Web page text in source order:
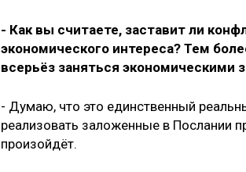
- Как вы считаете, заставит ли
экономического интереса? Тем
всерьёз заняться экономическими
- Думаю, что это единственный
реализовать заложенные в Послании
произойдёт.